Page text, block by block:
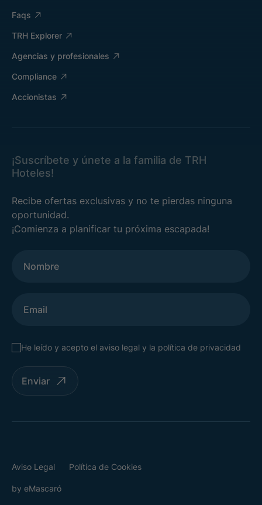
Faqs
TRH Explorer
Agencias y profesionales
Compliance
Accionistas
¡Suscríbete y únete a la familia de TRH
Hoteles!
Recibe ofertas exclusivas y no te pierdas ninguna
oportunidad.
¡Comienza a planificar tu próxima escapada!
Enviar
He leído y acepto el aviso legal y la política de privacidad
Aviso Legal Política de Cookies
by eMascaró